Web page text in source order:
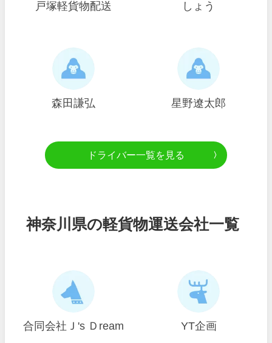
戸塚軽貨物配送 しょう
森田謙弘 星野遼太郎
ドライバー一覧を見る
神奈川県の軽貨物運送会社一覧
合同会社Ｊ's Ｄream YT企画